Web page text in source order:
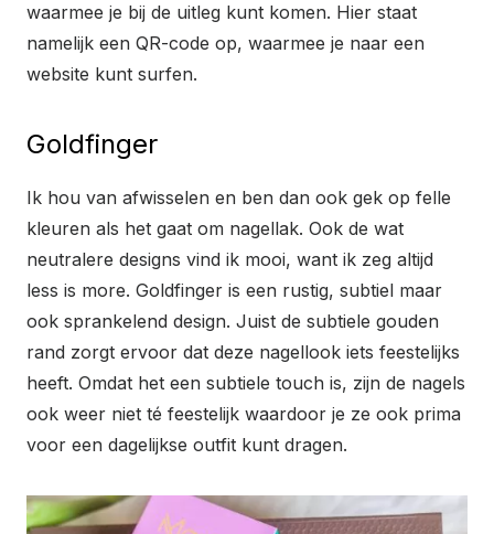
waarmee je bij de uitleg kunt komen. Hier staat
namelijk een QR-code op, waarmee je naar een
website kunt surfen.
Goldfinger
Ik hou van afwisselen en ben dan ook gek op felle
kleuren als het gaat om nagellak. Ook de wat
neutralere designs vind ik mooi, want ik zeg altijd
less is more. Goldfinger is een rustig, subtiel maar
ook sprankelend design. Juist de subtiele gouden
rand zorgt ervoor dat deze nagellook iets feestelijks
heeft. Omdat het een subtiele touch is, zijn de nagels
ook weer niet té feestelijk waardoor je ze ook prima
voor een dagelijkse outfit kunt dragen.